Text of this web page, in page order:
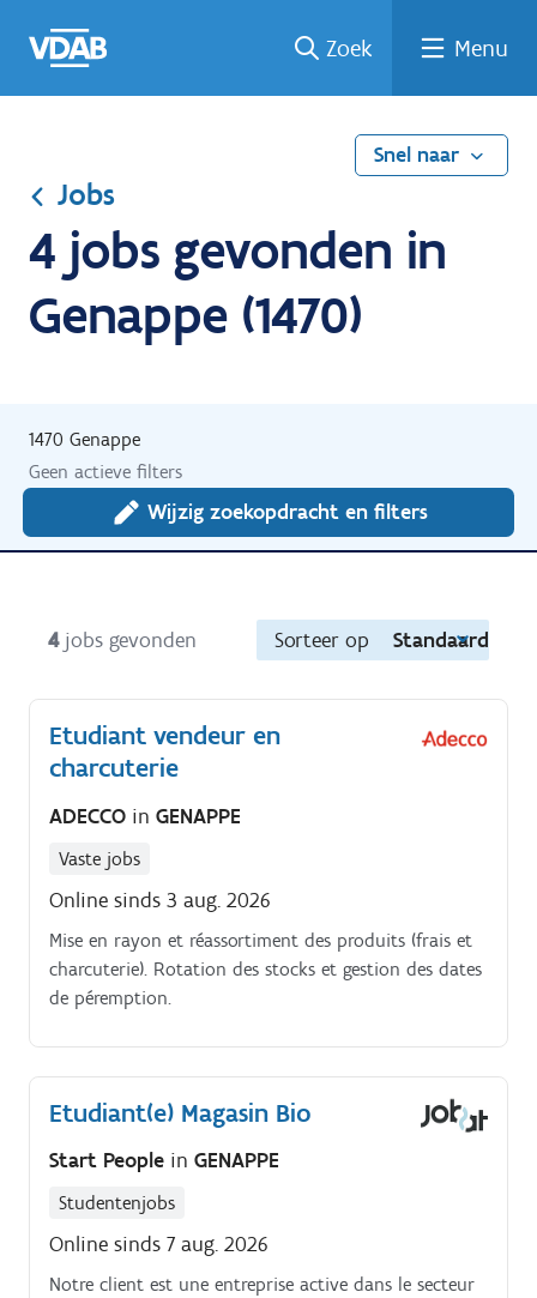
naar
een
een
job
naar
Zoek Menu
Snel naar
Jobs
4 jobs gevonden in
Genappe (1470)
1470 Genappe
Geen actieve filters
Wijzig zoekopdracht en filters
4 jobs gevonden Sorteer op Standaard
Etudiant vendeur en
charcuterie
ADECCO in GENAPPE
Vaste jobs
Online sinds 3 aug. 2026
Mise en rayon et réassortiment des produits (frais et
charcuterie). Rotation des stocks et gestion des dates
de péremption.
Etudiant(e) Magasin Bio
Start People in GENAPPE
Studentenjobs
Online sinds 7 aug. 2026
Notre client est une entreprise active dans le secteur